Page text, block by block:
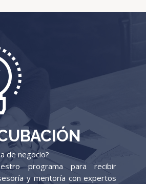
de negocio?
programa para recibir
y mentoría con expertos